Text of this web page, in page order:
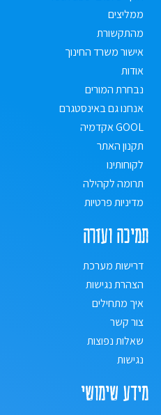
ממליצים
מהתקשורת
אישור משרד החינוך
אודות
נבחרת המורים
אנחנו גם באינסטגרם
GOOL אקדמיה
תקנון האתר
לקוחותינו
תרומה לקהילה
מדיניות פרטיות
תמיכה ועזרה
דרישות מערכת
הצהרת נגישות
איך מתחילים
צור קשר
שאלות נפוצות
נגישות
מידע שימושי